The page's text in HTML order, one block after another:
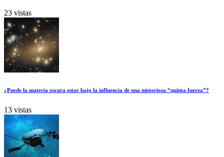
23 vistas
¿Puede la materia oscura estar bajo la influencia de una misteriosa “quinta fuerza”?
13 vistas